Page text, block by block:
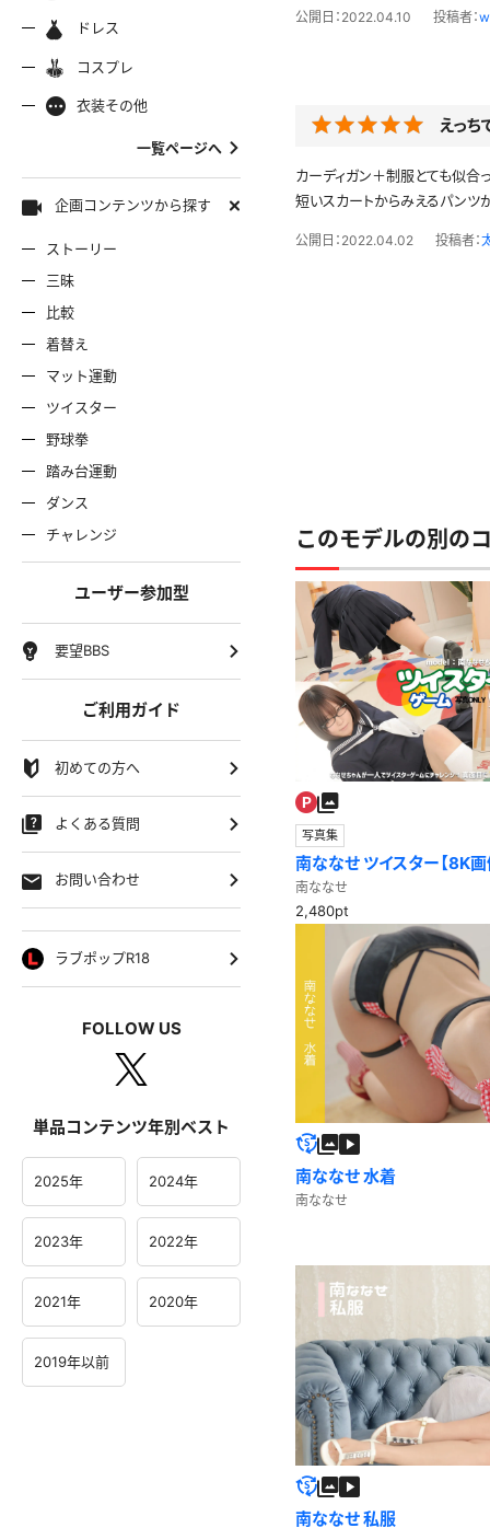
タード ジャージ
リー
ミソール
ディングドレス わんぱくスタイル アイドル風
ウィン サバゲー
エプロン
タオル
ディガン
ドレス
コスプレ
バニーガール
衣装その他
バスローブ
セーター
一覧ページへ
企画コンテンツから探す
ストーリー
三昧
比較
着替え
マット運動
ツイスター
野球拳
踏み台運動
ダンス
チャレンジ
ユーザー参加型
要望BBS
ご利用ガイド
初めての方へ
よくある質問
お問い合わせ
ラブポップR18
FOLLOW US
単品コンテンツ年別ベスト
2025年 2024年
2023年 2022年
2021年 2020年
2019年以前
公開日：2022.04.10 投稿者：
えっち
カーディガン＋制服とても似合っ
短いスカートからみえるパンツ
公開日：2022.04.02 投稿者：
このモデルの別の
写真集
南ななせ ツイスター【8K
いポーズ！？ツイスター画
南ななせ
2,480pt
南ななせ 水着
南ななせ
南ななせ 私服